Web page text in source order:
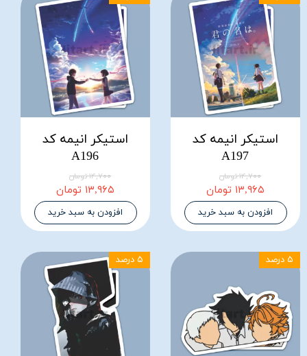
استیکر انیمه کد
A197
۱۴,۷۰۰ تومان
۱۳,۹۶۵ تومان
افزودن به سبد خرید
استیکر انیمه کد
A196
۱۴,۷۰۰ تومان
۱۳,۹۶۵ تومان
افزودن به سبد خرید
۵ درصد ۵ درصد